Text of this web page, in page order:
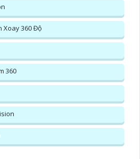
Xoay 360 Độ
360